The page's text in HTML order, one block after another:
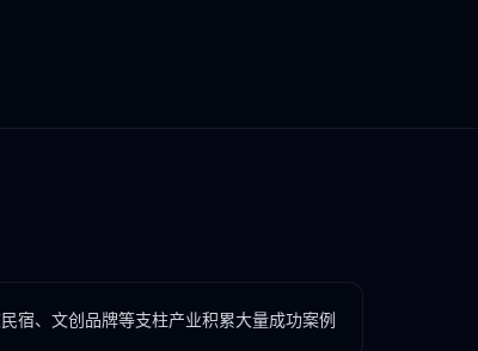
宿、文创品牌等支柱产业积累大量成功案例